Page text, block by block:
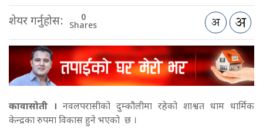
शेयर गर्नुहोस: 0
Shares
कावासोती । नवलपरासीको दुम्कौलीमा रहेको शाश्वत धाम धार्मिक
केन्द्रका रुपमा विकास हुने भएको छ ।